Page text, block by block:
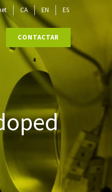
CA EN ES
CONTACTAR